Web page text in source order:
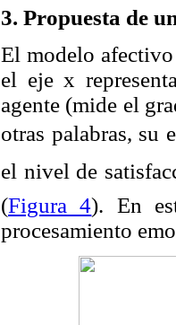
3. Propuesta de
El modelo
el eje x
agente (mide el
otras palabras, su
el nivel de
(Figura 4). En
procesamiento